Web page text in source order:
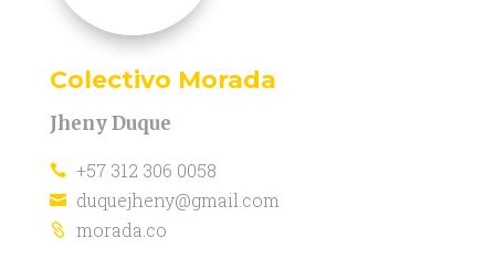
Colectivo Morada
Jheny Duque
 +57 312 306 0058
 duquejheny@gmail.com
 morada.co